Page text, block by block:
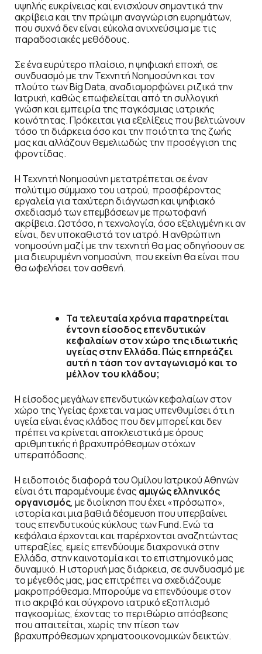
υψηλής ευκρίνειας και ενισχύουν σημαντικά την
ακρίβεια και την πρώιμη αναγνώριση ευρημάτων,
που συχνά δεν είναι εύκολα ανιχνεύσιμα με τις
παραδοσιακές μεθόδους.
Σε ένα ευρύτερο πλαίσιο, η ψηφιακή εποχή, σε
συνδυασμό με την Τεχνητή Νοημοσύνη και τον
πλούτο των Βig Data, αναδιαμορφώνει ριζικά την
Iατρική, καθώς επωφελείται από τη συλλογική
γνώση και εμπειρία της παγκόσμιας ιατρικής
κοινότητας. Πρόκειται για εξελίξεις που βελτιώνουν
τόσο τη διάρκεια όσο και την ποιότητα της ζωής
μας και αλλάζουν θεμελιωδώς την προσέγγιση της
φροντίδας.
Η Τεχνητή Νοημοσύνη μετατρέπεται σε έναν
πολύτιμο σύμμαχο του ιατρού, προσφέροντας
εργαλεία για ταχύτερη διάγνωση και ψηφιακό
σχεδιασμό των επεμβάσεων με πρωτοφανή
ακρίβεια. Ωστόσο, η τεχνολογία, όσο εξελιγμένη κι αν
είναι, δεν υποκαθιστά τον ιατρό. Η ανθρώπινη
νοημοσύνη μαζί με την τεχνητή θα μας οδηγήσουν σε
μια διευρυμένη νοημοσύνη, που εκείνη θα είναι που
θα ωφελήσει τον ασθενή.
Τα τελευταία χρόνια παρατηρείται
έντονη είσοδος επενδυτικών
κεφαλαίων στον χώρο της ιδιωτικής
υγείας στην Ελλάδα. Πώς επηρεάζει
αυτή η τάση τον ανταγωνισμό και το
μέλλον του κλάδου;
Η είσοδος μεγάλων επενδυτικών κεφαλαίων στον
χώρο της Υγείας έρχεται να μας υπενθυμίσει ότι η
υγεία είναι ένας κλάδος που δεν μπορεί και δεν
πρέπει να κρίνεται αποκλειστικά με όρους
αριθμητικής ή βραχυπρόθεσμων στόχων
υπεραπόδοσης.
Η ειδοποιός διαφορά του Ομίλου Ιατρικού Αθηνών
είναι ότι παραμένουμε ένας αμιγώς ελληνικός
οργανισμός, με διοίκηση που έχει «πρόσωπο»,
ιστορία και μια βαθιά δέσμευση που υπερβαίνει
τους επενδυτικούς κύκλους των Fund. Ενώ τα
κεφάλαια έρχονται και παρέρχονται αναζητώντας
υπεραξίες, εμείς επενδύουμε διαχρονικά στην
Ελλάδα, στην καινοτομία και το επιστημονικό μας
δυναμικό. Η ιστορική μας διάρκεια, σε συνδυασμό με
το μέγεθός μας, μας επιτρέπει να σχεδιάζουμε
μακροπρόθεσμα. Μπορούμε να επενδύουμε στον
πιο ακριβό και σύγχρονο ιατρικό εξοπλισμό
παγκοσμίως, έχοντας το περιθώριο απόσβεσης
που απαιτείται, χωρίς την πίεση των
βραχυπρόθεσμων χρηματοοικονομικών δεικτών.